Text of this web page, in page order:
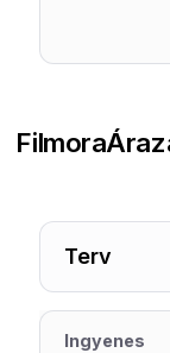
Filmora
Terv
Ingyenes